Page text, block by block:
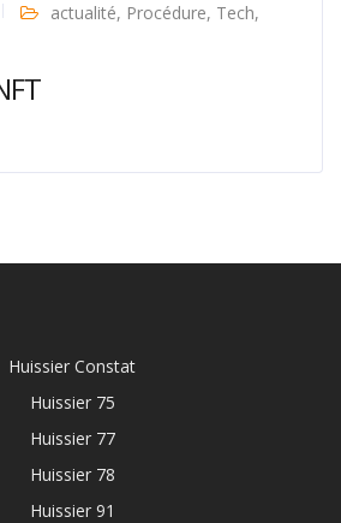
actualité, Procédure, Tech,
Huissier Constat
Huissier 75
Huissier 77
Huissier 78
Huissier 91